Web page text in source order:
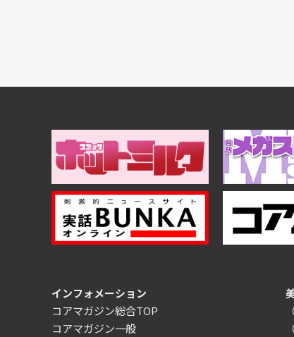
インフォメーション
コアマガジン総合TOP
コアマガジン一般